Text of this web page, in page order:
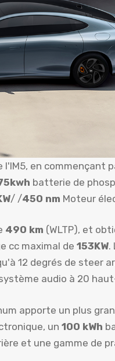
en commençant
batterie de
/ /450 nm Moteur
490 km (WLTP), et
cc maximal de 153KW.
12 degrés de steer
audio à 20
apporte un plus
un 100 kWh
et une gamme de